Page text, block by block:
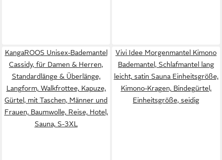
KangaROOS Unisex-Bademantel
Cassidy, für Damen & Herren,
Standardlänge & Überlänge,
Langform, Walkfrottee, Kapuze,
Gürtel, mit Taschen, Männer und
Frauen, Baumwolle, Reise, Hotel,
Sauna, S-3XL
Vivi Idee Morgenmantel Kimono
Bademantel, Schlafmantel lang
leicht, satin Sauna Einheitsgröße,
Kimono-Kragen, Bindegürtel,
Einheitsgröße, seidig